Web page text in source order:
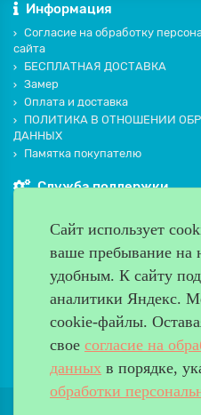
Информация
Согласие на обработку
сайта
БЕСПЛАТНАЯ ДОСТАВКА
Замер
Оплата и доставка
ПОЛИТИКА В ОТНОШЕНИИ
ДАННЫХ
Памятка покупателю
Служба поддержки
Производители
Дополнительно
Наш адрес
Работаем с 9:00 до 20:00
8 (499) 685-33-26
Сайт использует
ваше пребывание на
удобным. К cайту
аналитики Яндекс.
cookie-файлы.
свое согласие на
данных в порядке,
обработки